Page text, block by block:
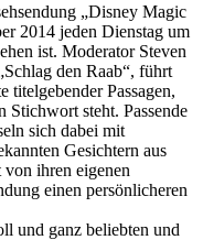
„Disney Magic
2014 jeden Dienstag um
ist. Moderator Steven
den Raab“, führt
titelgebender Passagen,
Stichwort steht. Passende
sich dabei mit
Gesichtern aus
ihren eigenen
einen persönlicheren
und ganz beliebten und